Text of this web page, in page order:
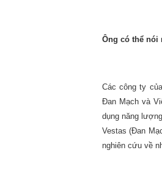
Ông có thể nói
Các công ty
Đan Mạch và
dụng năng
Vestas (Đan
nghiên cứu về